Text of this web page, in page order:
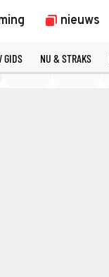
nieuws
GIDS NU & STRAKS